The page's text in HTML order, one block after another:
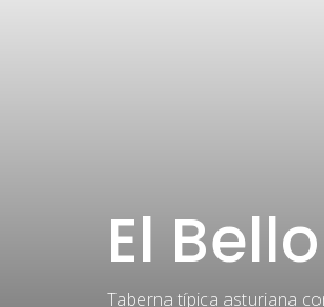
El
Taberna típica asturiana